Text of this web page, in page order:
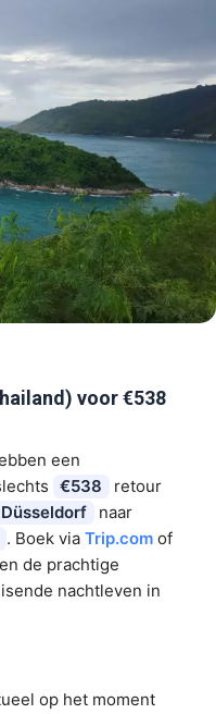
voor €538
een
€538
retour
Düsseldorf
naar
. Boek via Trip.comof
de prachtige
nachtleven in
op het moment